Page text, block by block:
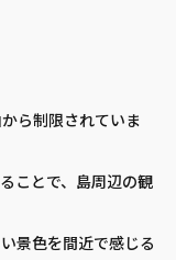
ら制限されていま
ことで、島周辺の観
景色を間近で感じる